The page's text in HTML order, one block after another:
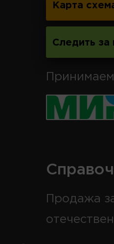
Карта
Следить за
Продажа